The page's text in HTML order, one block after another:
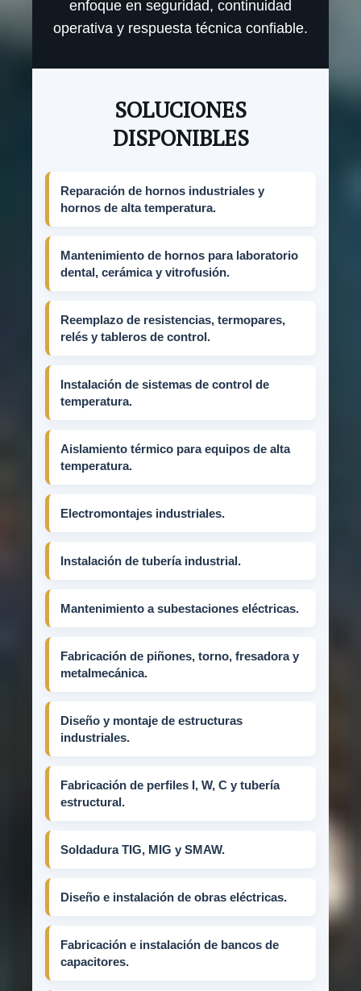
enfoque en seguridad, continuidad
operativa y respuesta técnica confiable.
SOLUCIONES
DISPONIBLES
Reparación de hornos industriales y
hornos de alta temperatura.
Mantenimiento de hornos para laboratorio
dental, cerámica y vitrofusión.
Reemplazo de resistencias, termopares,
relés y tableros de control.
Instalación de sistemas de control de
temperatura.
Aislamiento térmico para equipos de alta
temperatura.
Electromontajes industriales.
Instalación de tubería industrial.
Mantenimiento a subestaciones eléctricas.
Fabricación de piñones, torno, fresadora y
metalmecánica.
Diseño y montaje de estructuras
industriales.
Fabricación de perfiles I, W, C y tubería
estructural.
Soldadura TIG, MIG y SMAW.
Diseño e instalación de obras eléctricas.
Fabricación e instalación de bancos de
capacitores.